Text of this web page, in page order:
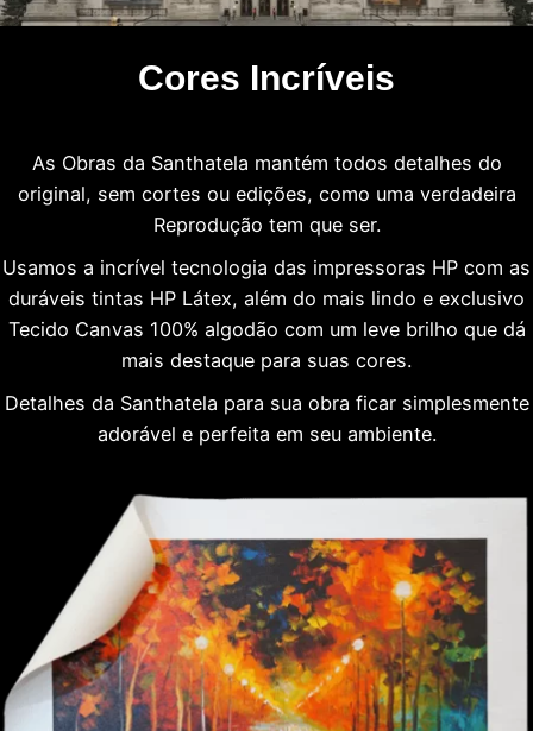
Cores Incríveis
As Obras da Santhatela mantém todos detalhes do
original, sem cortes ou edições, como uma verdadeira
Reprodução tem que ser.
Usamos a incrível tecnologia das impressoras HP com as
duráveis tintas HP Látex, além do mais lindo e exclusivo
Tecido Canvas 100% algodão com um leve brilho que dá
mais destaque para suas cores.
Detalhes da Santhatela para sua obra ficar simplesmente
adorável e perfeita em seu ambiente.